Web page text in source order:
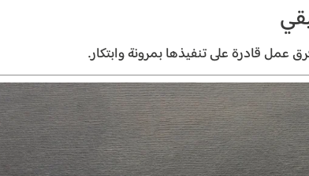
عمل قادرة على تنفيذها بمرونة وابتكار.